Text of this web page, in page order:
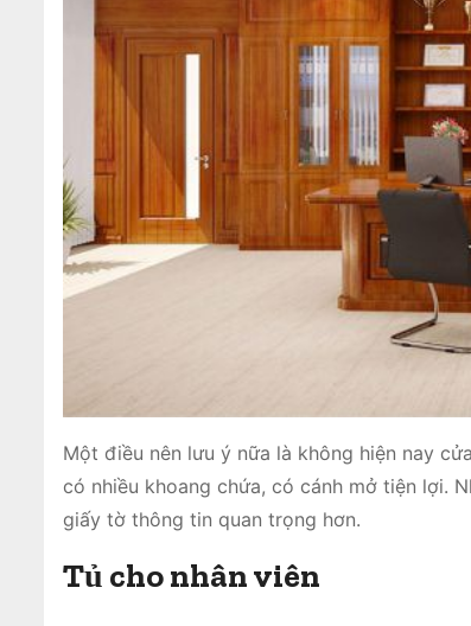
Một điều nên lưu ý nữa là không hiện nay
có nhiều khoang chứa, có cánh mở tiện lợi.
giấy tờ thông tin quan trọng hơn.
Tủ cho nhân viên